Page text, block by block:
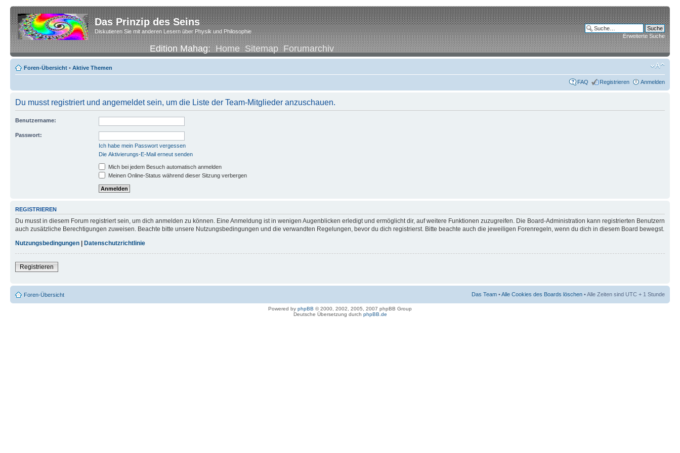
Das Prinzip des Seins
Diskutieren Sie mit anderen Lesern über Physik und Philosophie
Edition Mahag:Home Sitemap Forumarchiv
Erweiterte Suche
Foren-Übersicht • Aktive Themen
FAQ Registrieren Anmelden
Du musst registriert und angemeldet sein, um die Liste der Team-Mitglieder anzuschauen.
Benutzername:
Passwort:
Ich habe mein Passwort vergessen
Die Aktivierungs-E-Mail erneut senden
Mich bei jedem Besuch automatisch anmelden
Meinen Online-Status während dieser Sitzung verbergen
REGISTRIEREN
Du musst in diesem Forum registriert sein, um dich anmelden zu können. Eine Anmeldung ist in wenigen Augenblicken erledigt und ermöglicht dir, auf weitere Funktionen zuzugreifen. Die Board-Administration kann registrierten Benutzern
auch zusätzliche Berechtigungen zuweisen. Beachte bitte unsere Nutzungsbedingungen und die verwandten Regelungen, bevor du dich registrierst. Bitte beachte auch die jeweiligen Forenregeln, wenn du dich in diesem Board bewegst.
Nutzungsbedingungen
Datenschutzrichtlinie
Registrieren
Foren-Übersicht Das Team •Alle Cookies des Boards löschen • Alle Zeiten sind UTC + 1 Stunde
Powered by phpBB © 2000, 2002, 2005, 2007 phpBB Group
Deutsche Übersetzung durch phpBB.de